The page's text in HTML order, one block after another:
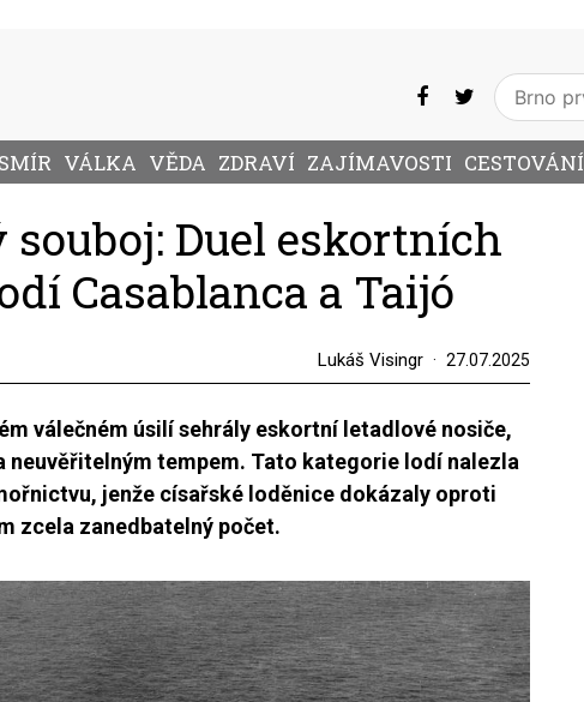
VÁLKA VĚDA ZDRAVÍ ZAJÍMAVOSTI CESTOVÁNÍ
Duel eskortních
Casablanca a Taijó
Lukáš Visingr 27.07.2025
válečném úsilí sehrály eskortní letadlové nosiče,
neuvěřitelným tempem. Tato kategorie lodí nalezla
jenže císařské loděnice dokázaly oproti
zcela zanedbatelný počet.